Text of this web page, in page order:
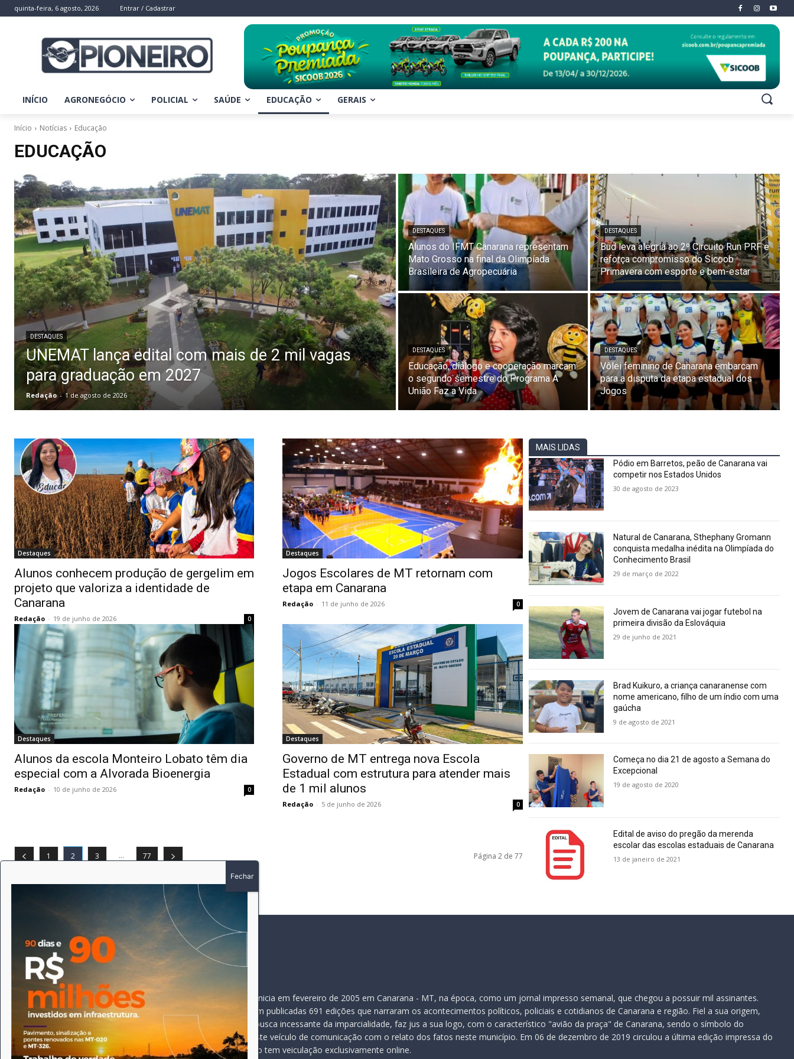
quinta-feira, 6 agosto, 2026 Entrar / Cadastrar
INÍCIO AGRONEGÓCIO POLICIAL SAÚDE EDUCAÇÃO GERAIS
Início Notícias Educação
EDUCAÇÃO
DESTAQUES
UNEMAT lança edital com mais de 2 mil vagas
para graduação em 2027
Redação - 1 de agosto de 2026
DESTAQUES
Alunos do IFMT Canarana representam
Mato Grosso na final da Olimpíada
Brasileira de Agropecuária
DESTAQUES
Bud leva alegria ao 2º Circuito Run PRF e
reforça compromisso do Sicoob
Primavera com esporte e bem-estar
DESTAQUES
Educação, diálogo e cooperação marcam
o segundo semestre do Programa A
União Faz a Vida
DESTAQUES
Vôlei feminino de Canarana embarcam
para a disputa da etapa estadual dos
Jogos
Destaques
Alunos conhecem produção de gergelim em
projeto que valoriza a identidade de
Canarana
Redação - 19 de junho de 2026 0
Destaques
Jogos Escolares de MT retornam com
etapa em Canarana
Redação - 11 de junho de 2026 0
Destaques
Alunos da escola Monteiro Lobato têm dia
especial com a Alvorada Bioenergia
Redação - 10 de junho de 2026 0
Destaques
Governo de MT entrega nova Escola
Estadual com estrutura para atender mais
de 1 mil alunos
Redação - 5 de junho de 2026 0
1 2 3 ... 77 Página 2 de 77
MAIS LIDAS
Pódio em Barretos, peão de Canarana vai
competir nos Estados Unidos
30 de agosto de 2023
Natural de Canarana, Sthephany Gromann
conquista medalha inédita na Olimpíada do
Conhecimento Brasil
29 de março de 2022
Jovem de Canarana vai jogar futebol na
primeira divisão da Eslováquia
29 de junho de 2021
Brad Kuikuro, a criança canaranense com
nome americano, filho de um índio com uma
gaúcha
9 de agosto de 2021
Começa no dia 21 de agosto a Semana do
Excepcional
19 de agosto de 2020
Edital de aviso do pregão da merenda
escolar das escolas estaduais de Canarana
13 de janeiro de 2021
SIGA-NOS
Expediente
SOBRE
A história do Pioneiro inicia em fevereiro de 2005 em Canarana - MT, na época, como um jornal impresso semanal, que chegou a possuir mil assinantes.
Durante 15 anos, foram publicadas 691 edições que narraram os acontecimentos políticos, policiais e cotidianos de Canarana e região. Fiel a sua origem,
pautado sempre pela busca incessante da imparcialidade, faz jus a sua logo, com o característico "avião da praça" de Canarana, sendo o símbolo do
comprometimento deste veículo de comunicação com o relato dos fatos neste município. Em 06 de dezembro de 2019 circulou a última edição impressa do
jornal, que desde então tem veiculação exclusivamente online.